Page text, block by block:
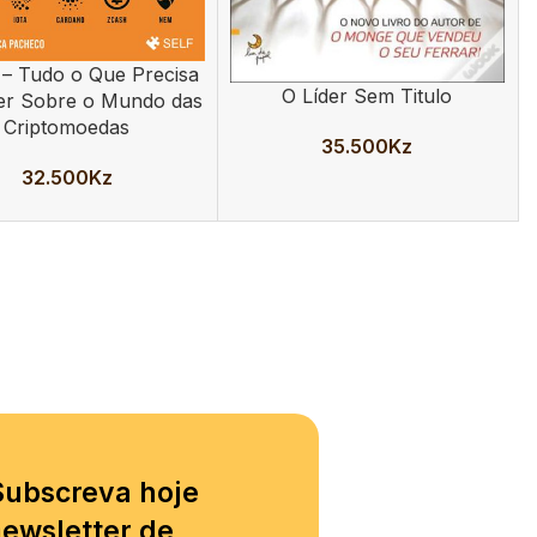
Tudo o Que Precisa
Sobre o Mundo das
Criptomoedas
32.500Kz
ADICIONARO Líder Sem Titulo
35.500Kz
hoje